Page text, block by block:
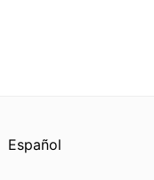
Español